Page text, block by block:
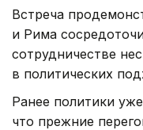
Встреча
и Рима
сотрудничестве
в политических
Ранее политики
что прежние